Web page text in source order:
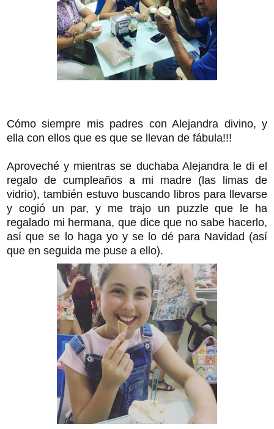
Cómo siempre mis padres con Alejandra divino, y
ella con ellos que es que se llevan de fábula!!!
Aproveché y mientras se duchaba Alejandra le di el
regalo de cumpleaños a mi madre (las limas de
vidrio), también estuvo buscando libros para llevarse
y cogió un par, y me trajo un puzzle que le ha
regalado mi hermana, que dice que no sabe hacerlo,
así que se lo haga yo y se lo dé para Navidad (así
que en seguida me puse a ello).